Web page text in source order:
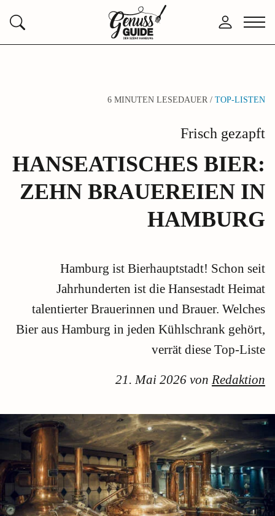
Suchen
Zurück
zur
Anmelden
Menü
6 MINUTEN LESEDAUER / TOP-LISTEN
Frisch gezapft
HANSEATISCHES BIER:
ZEHN BRAUEREIEN IN
HAMBURG
Hamburg ist Bierhauptstadt! Schon seit
Jahrhunderten ist die Hansestadt Heimat
talentierter Brauerinnen und Brauer. Welches
Bier aus Hamburg in jeden Kühlschrank gehört,
verrät diese Top-Liste
21. Mai 2026 von Redaktion